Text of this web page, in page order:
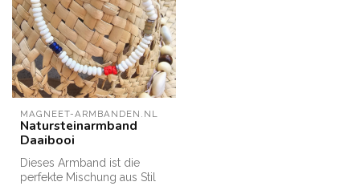
MAGNEET-ARMBANDEN.NL
Natursteinarmband
Daaibooi
Dieses Armband ist die
perfekte Mischung aus Stil